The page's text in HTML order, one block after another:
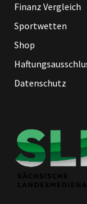
Finanz Vergleich
Sportwetten
Shop
Datenschutz